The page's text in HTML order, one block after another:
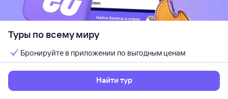
13 авг, чт — 20 авг, чт
7 ночей, за двоих
Выбрать
Туры по всему миру
Бронируйте в приложении по выгодным ценам
Найти тур